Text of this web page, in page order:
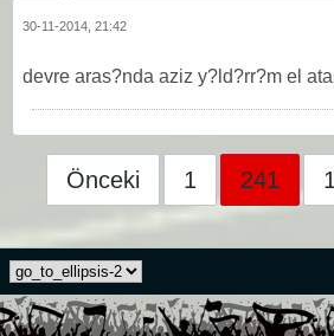
30-11-2014, 21:42
devre aras?nda aziz y?ld?rr?m el
Önceki 1 241